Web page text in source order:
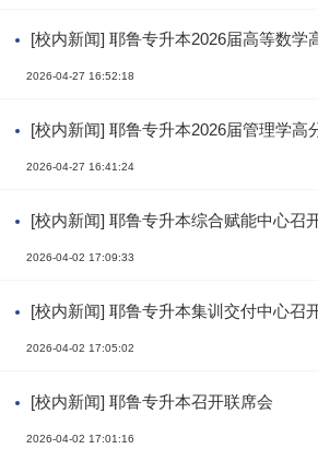
[校内新闻] 耶鲁专升本2026届高等数学
2026-04-27 16:52:18
[校内新闻] 耶鲁专升本2026届管理学高
2026-04-27 16:41:24
[校内新闻] 耶鲁专升本综合赋能中心召
2026-04-02 17:09:33
[校内新闻] 耶鲁专升本集训交付中心召
2026-04-02 17:05:02
[校内新闻] 耶鲁专升本召开联席会
2026-04-02 17:01:16